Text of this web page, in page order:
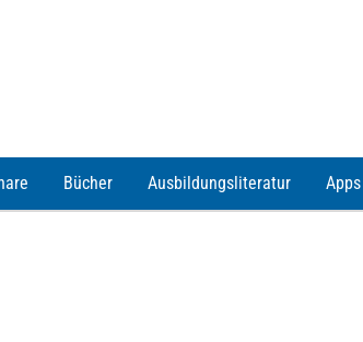
Bücher Ausbildungsliteratur Apps